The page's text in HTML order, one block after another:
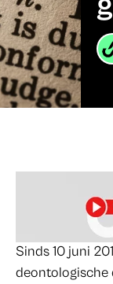
Sinds 10 juni
deontologische